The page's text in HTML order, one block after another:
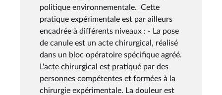
politique environnementale. Cette
pratique expérimentale est par ailleurs
encadrée à différents niveaux : - La pose
de canule est un acte chirurgical, réalisé
dans un bloc opératoire spécifique agréé.
L'acte chirurgical est pratiqué par des
personnes compétentes et formées à la
chirurgie expérimentale. La douleur est